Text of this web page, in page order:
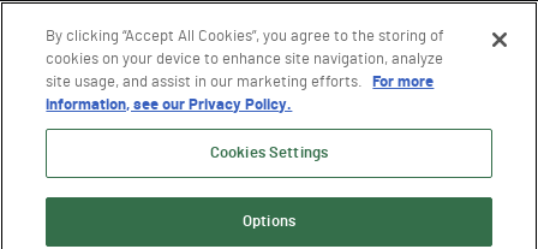
SENDEN
By clicking “Accept All Cookies”, you agree to the storing of
cookies on your device to enhance site navigation, analyze
site usage, and assist in our marketing efforts.
For more
information, see our Privacy Policy.
Cookies Settings
Options